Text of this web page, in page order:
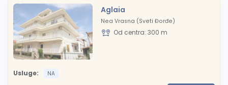
Aglaia
Nea Vrasna (Sveti Đorđe)
Od centra: 300 m
Usluge: NA